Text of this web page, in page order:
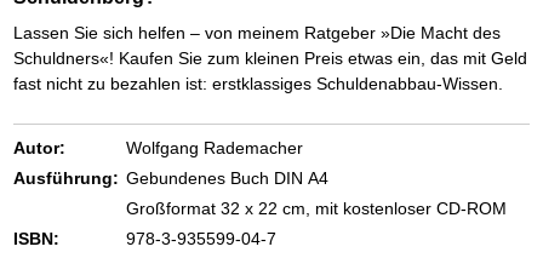
Lassen Sie sich helfen – von meinem Ratgeber »Die Macht des
Schuldners«! Kaufen Sie zum kleinen Preis etwas ein, das mit Geld
fast nicht zu bezahlen ist: erstklassiges Schuldenabbau-Wissen.
Autor:
Wolfgang Rademacher
Ausführung: Gebundenes Buch DIN A4
Großformat 32 x 22 cm, mit kostenloser CD-ROM
ISBN:
978-3-935599-04-7